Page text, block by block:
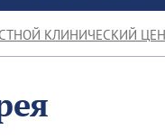
КЛИНИЧЕСКИЙ